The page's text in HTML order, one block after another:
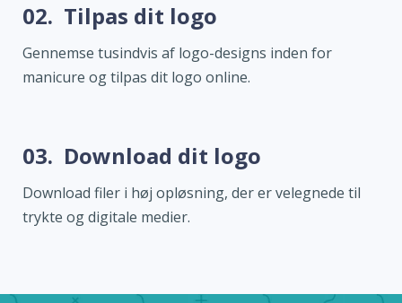
02. Tilpas dit logo
Gennemse tusindvis af logo-designs inden for
manicure og tilpas dit logo online.
03. Download dit logo
Download filer i høj opløsning, der er velegnede til
trykte og digitale medier.